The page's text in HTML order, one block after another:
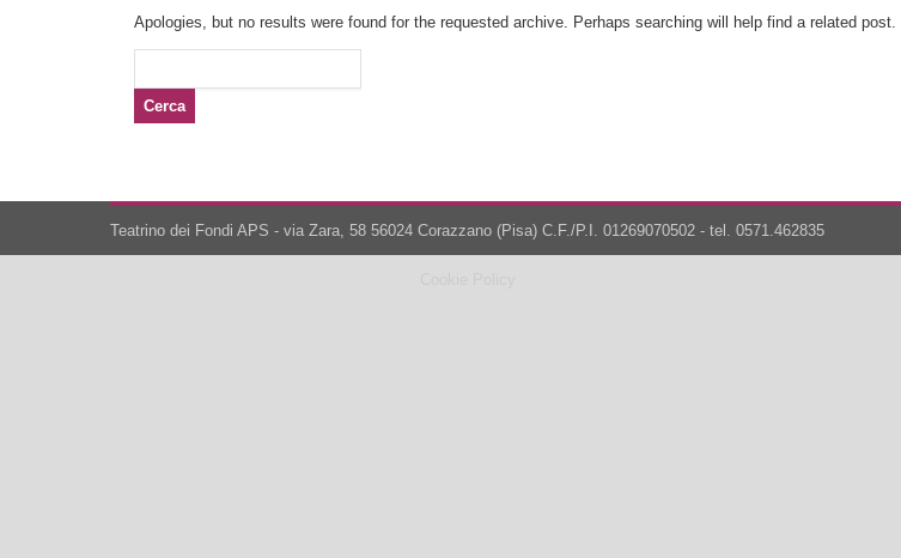
Apologies, but no results were found for the requested archive. Perhaps searching will help find a related post.
Teatrino dei Fondi APS - via Zara, 58 56024 Corazzano (Pisa) C.F./P.I. 01269070502 - tel. 0571.462835